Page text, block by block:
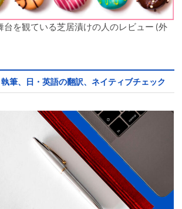
を観ている芝居漬けの人のレビュー (外
筆、日・英語の翻訳、ネイティブチェック